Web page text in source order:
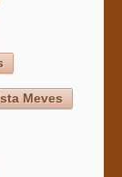
Meves